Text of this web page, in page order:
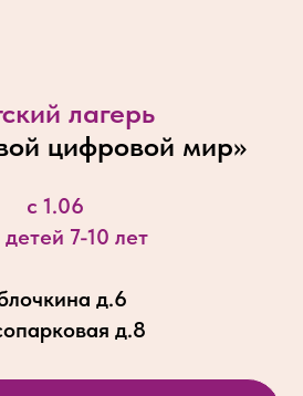
лагерь
цифровой мир»
с 1.06
7-10 лет
д.6
д.8